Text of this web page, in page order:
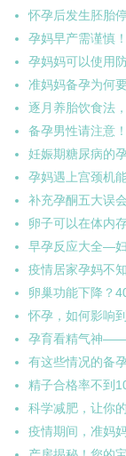
怀孕后发生胚胎
孕妈早产需谨慎
孕妈妈可以使用
准妈妈备孕为何
逐月养胎饮食法
备孕男性请注意
妊娠期糖尿病的
孕妈遇上宫颈机
补充孕酮五大误
卵子可以在体内
早孕反应大全—
疫情居家孕妈不
卵巢功能下降？
怀孕，如何影响
孕育看精气神——
有这些情况的备
精子合格率不到
科学减肥，让你
疫情期间，准妈